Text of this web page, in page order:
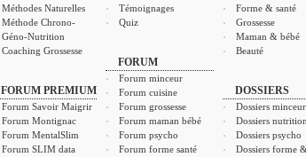
Méthodes Naturelles
Méthode Chrono-
Géno-Nutrition
Coaching Grossesse
FORUM PREMIUM
Forum Savoir Maigrir
Forum Montignac
Forum MentalSlim
Forum SLIM data
Témoignages
Quiz
FORUM
Forum minceur
Forum cuisine
Forum grossesse
Forum maman bébé
Forum psycho
Forum forme santé
Forme & santé
Grossesse
Maman & bébé
Beauté
DOSSIERS
Dossiers minceur
Dossiers nutrition
Dossiers psycho
Dossiers forme &